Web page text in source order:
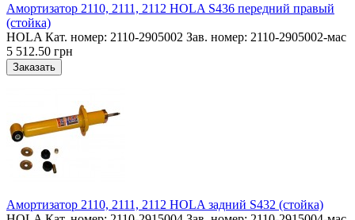
Амортизатор 2110, 2111, 2112 HOLA S436 передний правый
(стойка)
HOLA Кат. номер: 2110-2905002 Зав. номер: 2110-2905002-мас
5 512.50 грн
Амортизатор 2110, 2111, 2112 HOLA задний S432 (стойка)